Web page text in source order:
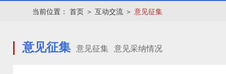
当前位置： 首页 ＞ 互动交流 ＞ 意见征集
意见征集 意见征集 意见采纳情况